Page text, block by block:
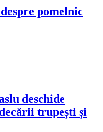
pomelnic
deschide
trupești și